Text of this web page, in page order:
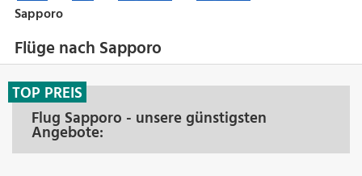
Flüge nach Sapporo
Flug Sapporo - unsere günstigsten
Angebote:
TOP PREIS